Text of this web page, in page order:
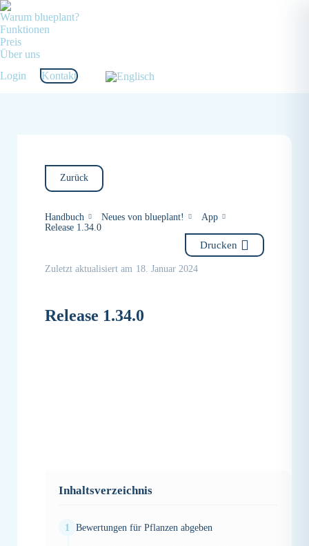
Warum blueplant?
Funktionen
Preis
Über uns
Login
Kontakt
Zurück
Handbuch Neues von blueplant!
App
Release 1.34.0
Drucken
Release 1.34.0
Zuletzt aktualisiert am 18. Januar 2024
Inhaltsverzeichnis
Bewertungen für Pflanzen abgeben